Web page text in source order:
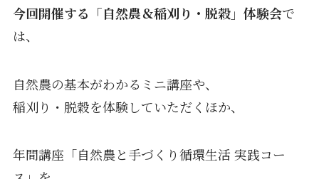
今回開催する「自然農＆稲刈り・脱穀」体験会で
は、
自然農の基本がわかるミニ講座や、
稲刈り・脱穀を体験していただくほか、
年間講座「自然農と手づくり循環生活 実践コー